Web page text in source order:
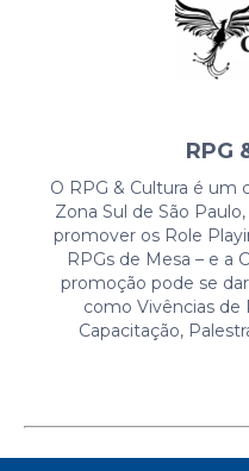
RPG
O RPG & Cultura é um
Zona Sul de São
promover os Role
RPGs de Mesa – e a
promoção pode se
como Vivências de
Capacitação,